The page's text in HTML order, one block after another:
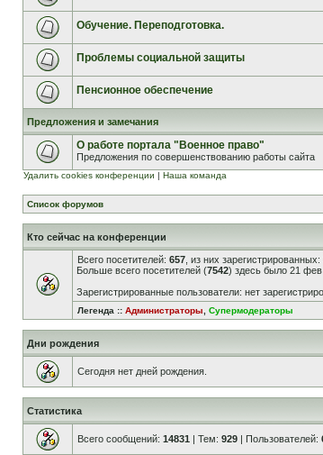
Обучение. Переподготовка.
Проблемы социальной защиты
Пенсионное обеспечение
Предложения и замечания
О работе портала "Военное право"
Предложения по совершенствованию работы сайта
Удалить cookies конференции | Наша команда
Список форумов
Кто сейчас на конференции
Всего посетителей: 657 , из них
Больше всего посетителей (7542) здесь было 21
Зарегистрированные пользователи: нет
Легенда :: Администраторы Супермодераторы
Дни рождения
Сегодня нет дней рождения.
Статистика
Всего сообщений: 14831 | Тем: 929 | Пользователей: